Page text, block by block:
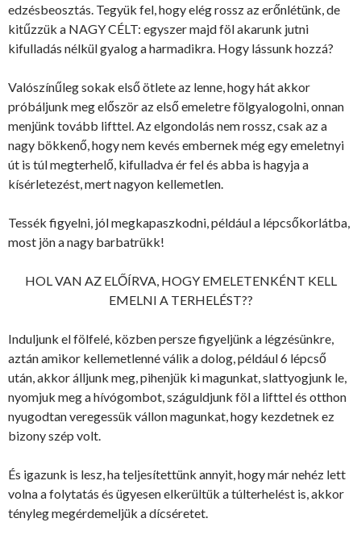
edzésbeosztás. Tegyük fel, hogy elég rossz az erőnlétünk, de
kitűzzük a NAGY CÉLT: egyszer majd föl akarunk jutni
kifulladás nélkül gyalog a harmadikra. Hogy lássunk hozzá?
Valószínűleg sokak első ötlete az lenne, hogy hát akkor
próbáljunk meg először az első emeletre fölgyalogolni, onnan
menjünk tovább lifttel. Az elgondolás nem rossz, csak az a
nagy bökkenő, hogy nem kevés embernek még egy emeletnyi
út is túl megterhelő, kifulladva ér fel és abba is hagyja a
kísérletezést, mert nagyon kellemetlen.
Tessék figyelni, jól megkapaszkodni, például a lépcsőkorlátba,
most jön a nagy barbatrükk!
HOL VAN AZ ELŐÍRVA, HOGY EMELETENKÉNT KELL
EMELNI A TERHELÉST??
Induljunk el fölfelé, közben persze figyeljünk a légzésünkre,
aztán amikor kellemetlenné válik a dolog, például 6 lépcső
után, akkor álljunk meg, pihenjük ki magunkat, slattyogjunk le,
nyomjuk meg a hívógombot, száguldjunk föl a lifttel és otthon
nyugodtan veregessük vállon magunkat, hogy kezdetnek ez
bizony szép volt.
És igazunk is lesz, ha teljesítettünk annyit, hogy már nehéz lett
volna a folytatás és ügyesen elkerültük a túlterhelést is, akkor
tényleg megérdemeljük a dícséretet.